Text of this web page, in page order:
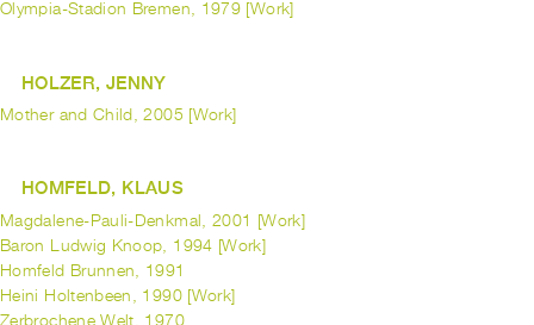
Olympia-Stadion Bremen, 1979 [Work]
HOLZER, JENNY
Mother and Child, 2005 [Work]
HOMFELD, KLAUS
Magdalene-Pauli-Denkmal, 2001 [Work]
Baron Ludwig Knoop, 1994 [Work]
Homfeld Brunnen, 1991
Heini Holtenbeen, 1990 [Work]
Zerbrochene Welt, 1970